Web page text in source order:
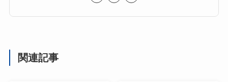
関連記事